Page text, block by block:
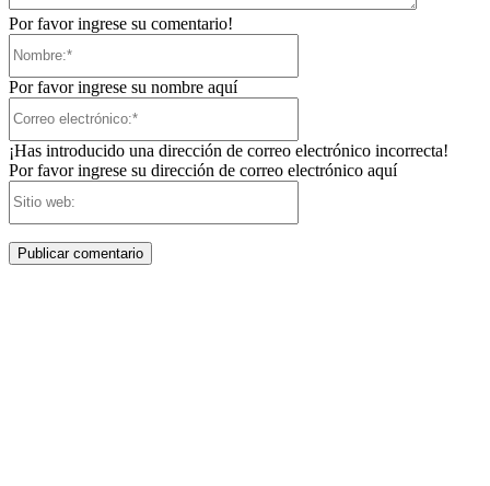
Por favor ingrese su comentario!
Por favor ingrese su nombre aquí
¡Has introducido una dirección de correo electrónico incorrecta!
Por favor ingrese su dirección de correo electrónico aquí